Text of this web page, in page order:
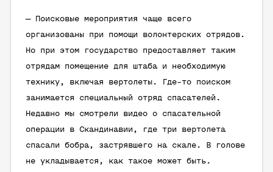
— Поисковые мероприятия чаще всего
организованы при помощи волонтерских отрядов.
Но при этом государство предоставляет таким
отрядам помещение для штаба и необходимую
технику, включая вертолеты. Где-то поиском
занимается специальный отряд спасателей.
Недавно мы смотрели видео о спасательной
операции в Скандинавии, где три вертолета
спасали бобра, застрявшего на скале. В голове
не укладывается, как такое может быть.